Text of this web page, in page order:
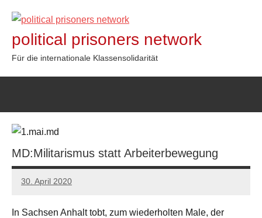
Inhalt
springen
political prisoners network
Für die internationale Klassensolidarität
MD:Militarismus statt Arbeiterbewegung
30. April 2020
admin
In Sachsen Anhalt tobt, zum wiederholten Male, der